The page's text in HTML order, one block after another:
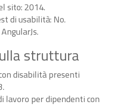
sito: 2014.
di usabilità: No.
struttura
disabilità presenti
lavoro per dipendenti con